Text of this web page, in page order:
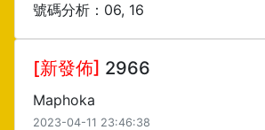
號碼分析：06, 16
[新發佈] 2966
Maphoka
2023-04-11 23:46:38